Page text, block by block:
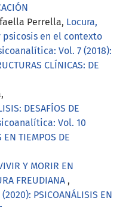
Perrella, Locura,
en el contexto
Vol. 7 (2018):
CLÍNICAS: DE
DESAFÍOS DE
Vol. 10
TIEMPOS DE
Y MORIR EN
FREUDIANA ,
PSICOANÁLISIS EN